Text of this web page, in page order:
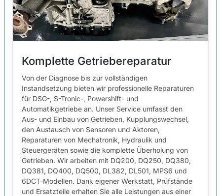
Komplette Getriebereparatur
Von der Diagnose bis zur vollständigen
Instandsetzung bieten wir professionelle Reparaturen
für DSG-, S-Tronic-, Powershift- und
Automatikgetriebe an. Unser Service umfasst den
Aus- und Einbau von Getrieben, Kupplungswechsel,
den Austausch von Sensoren und Aktoren,
Reparaturen von Mechatronik, Hydraulik und
Steuergeräten sowie die komplette Überholung von
Getrieben. Wir arbeiten mit DQ200, DQ250, DQ380,
DQ381, DQ400, DQ500, DL382, DL501, MPS6 und
6DCT-Modellen. Dank eigener Werkstatt, Prüfstände
und Ersatzteile erhalten Sie alle Leistungen aus einer